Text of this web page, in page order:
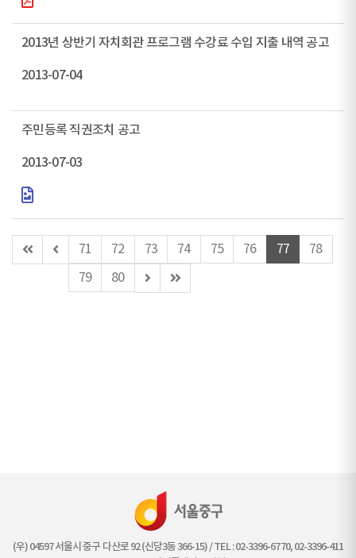
2013년 상반기 자치회관 프로그램 수강료 수입 지출 내역 공고
2013-07-04
주민등록 직권조치 공고
2013-07-03
첫
페
이
전
71 72 73 74 75 76 77
78
79
80
다
음
마
지
(우) 04597 서울시 중구 다산로 92 (신당3동 366-15) / TEL : 02-3396-6770, 02-3396-411